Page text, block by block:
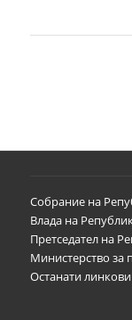
Собрание на
Влада на
Претседател на
Министерство за
Останати линкови